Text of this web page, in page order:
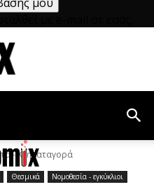
- Κτηματαγορά
Θεσμικά Νομοθεσία - εγκύκλιοι